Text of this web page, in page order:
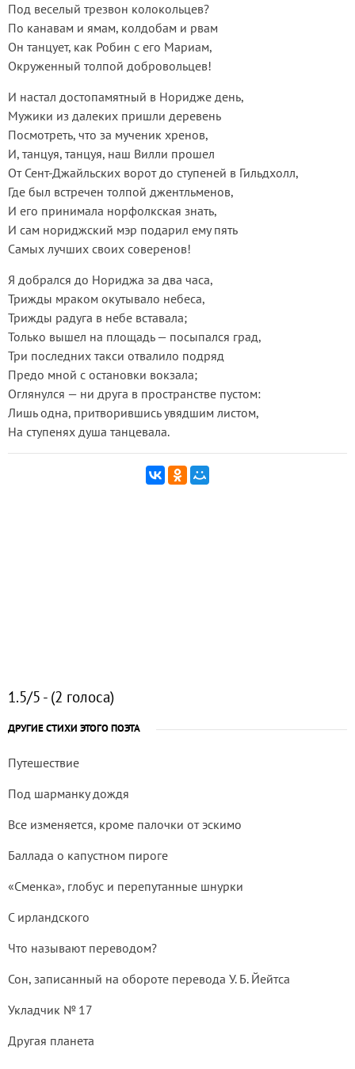
Под веселый трезвон колокольцев?
По канавам и ямам, колдобам и рвам
Он танцует, как Робин с его Мариам,
Окруженный толпой добровольцев!
И настал достопамятный в Норидже день,
Мужики из далеких пришли деревень
Посмотреть, что за мученик хренов,
И, танцуя, танцуя, наш Вилли прошел
От Сент-Джайльских ворот до ступеней в Гильдхолл,
Где был встречен толпой джентльменов,
И его принимала норфолкская знать,
И сам нориджский мэр подарил ему пять
Самых лучших своих соверенов!
Я добрался до Нориджа за два часа,
Трижды мраком окутывало небеса,
Трижды радуга в небе вставала;
Только вышел на площадь — посыпался град,
Три последних такси отвалило подряд
Предо мной с остановки вокзала;
Оглянулся — ни друга в пространстве пустом:
Лишь одна, притворившись увядшим листом,
На ступенях душа танцевала.
1.5/5 - (2 голоса)
ДРУГИЕ СТИХИ ЭТОГО ПОЭТА
Путешествие
Под шарманку дождя
Все изменяется, кроме палочки от эскимо
Баллада о капустном пироге
«Сменка», глобус и перепутанные шнурки
С ирландского
Что называют переводом?
Сон, записанный на обороте перевода У. Б. Йейтса
Укладчик № 17
Другая планета